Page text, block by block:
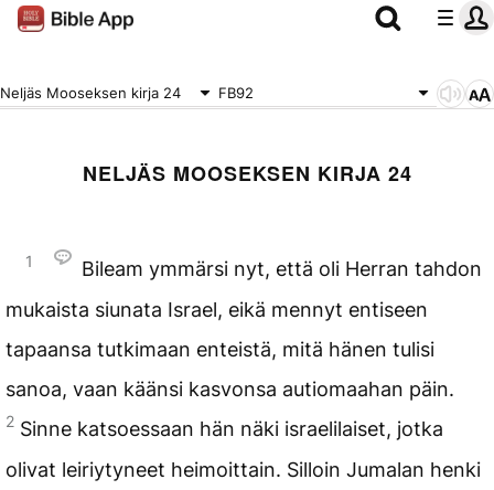
Neljäs Mooseksen kirja 24 FB92
NELJÄS MOOSEKSEN KIRJA 24
1
Bileam ymmärsi nyt, että oli Herran tahdon
mukaista siunata Israel, eikä mennyt entiseen
tapaansa tutkimaan enteistä, mitä hänen tulisi
sanoa, vaan käänsi kasvonsa autiomaahan päin.
2 Sinne katsoessaan hän näki israelilaiset, jotka
olivat leiriytyneet heimoittain. Silloin Jumalan henki